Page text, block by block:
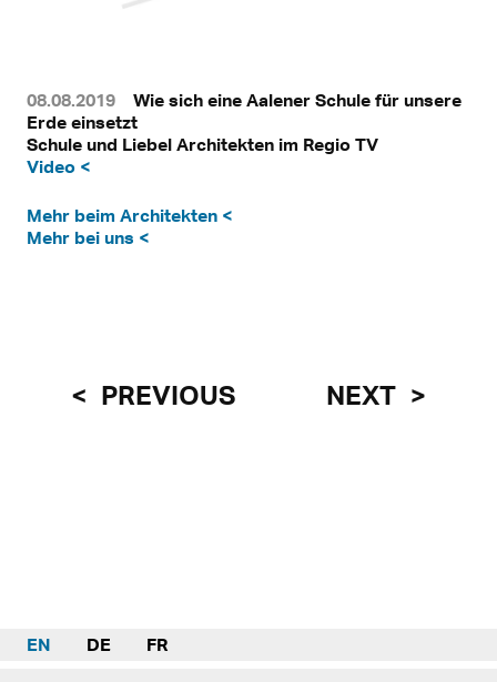
08.08.2019
Wie sich eine Aalener Schule für unsere
Erde einsetzt
Schule und Liebel Architekten im Regio TV
Video <
Mehr beim Architekten <
Mehr bei uns <
PREVIOUS NEXT
EN DE FR